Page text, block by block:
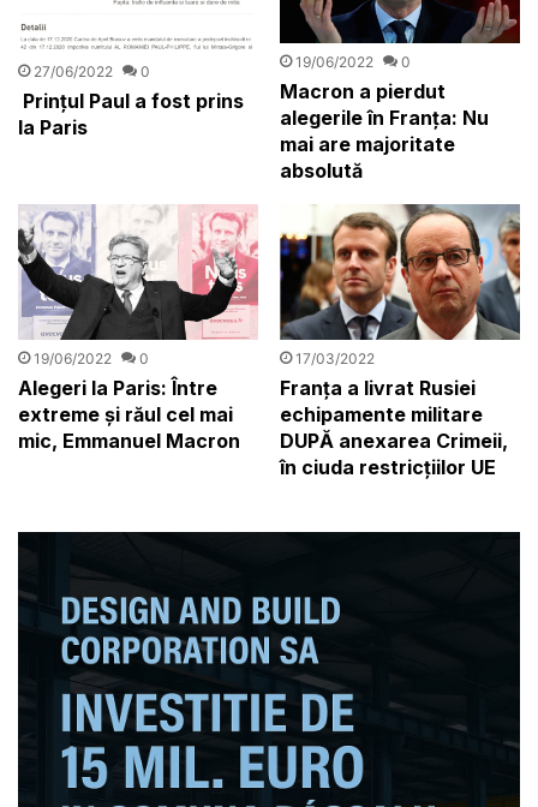
27/06/2022 0
Prințul Paul a fost prins
la Paris
19/06/2022 0
Macron a pierdut
alegerile în Franța: Nu
mai are majoritate
absolută
19/06/2022 0
Alegeri la Paris: Între
extreme și răul cel mai
mic, Emmanuel Macron
17/03/2022
Franța a livrat Rusiei
echipamente militare
DUPĂ anexarea Crimeii,
în ciuda restricțiilor UE